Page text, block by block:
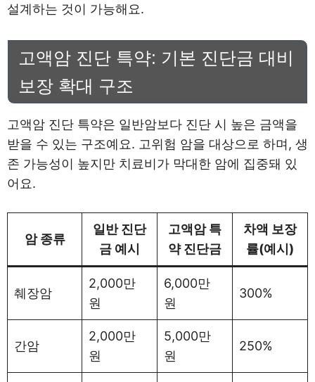
설계하는 것이 가능해요.
고액암 진단 특약: 기본 진단금 대비
보장 확대 구조
고액암 진단 특약은 일반암보다 진단 시 높은 금액을
받을 수 있는 구조예요. 고위험 암을 대상으로 하며, 생
존 가능성이 높지만 치료비가 막대한 암에 집중돼 있
어요.
암 종류
일반 진단
금 예시
고액암 특
약 진단금
차액 보장
률(예시)
췌장암
2,000만
원
6,000만
원
300%
간암
2,000만
원
5,000만
원
250%